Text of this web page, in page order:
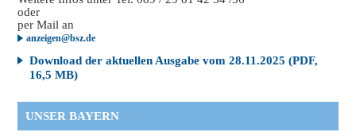
oder
per Mail an
anzeigen@bsz.de
Download der aktuellen Ausgabe vom 28.11.2025 (PDF,
16,5 MB)
UNSER BAYERN